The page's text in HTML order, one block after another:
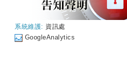
系統維護: 資訊處
GoogleAnalytics